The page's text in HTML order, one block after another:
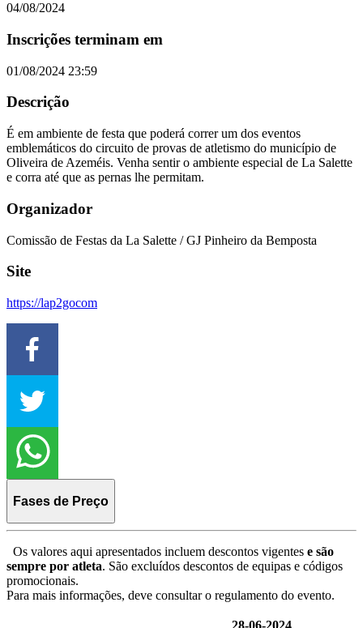
04/08/2024
Inscrições terminam em
01/08/2024 23:59
Descrição
É em ambiente de festa que poderá correr um dos eventos
emblemáticos do circuito de provas de atletismo do município de
Oliveira de Azeméis. Venha sentir o ambiente especial de La Salette
e corra até que as pernas lhe permitam.
Organizador
Comissão de Festas da La Salette / GJ Pinheiro da Bemposta
Site
https://lap2gocom
Fases de Preço
Os valores aqui apresentados incluem descontos vigentes e são
sempre por atleta. São excluídos descontos de equipas e códigos
promocionais.
Para mais informações, deve consultar o regulamento do evento.